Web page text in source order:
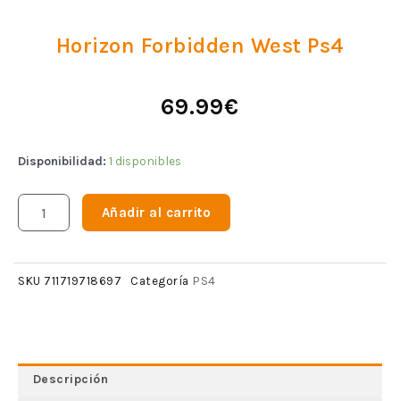
Horizon Forbidden West Ps4
69.99€
Disponibilidad: 1 disponibles
Añadir al carrito
SKU 711719718697 Categoría PS4
Descripción